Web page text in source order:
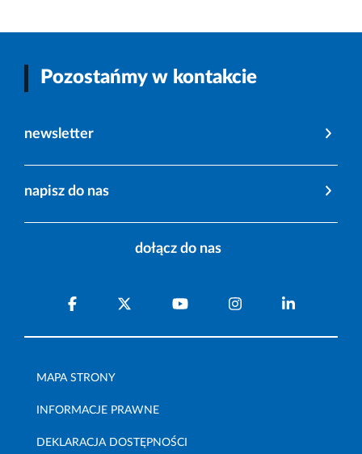
Pozostańmy w kontakcie
newsletter
napisz do nas
dołącz do nas
MAPA STRONY
INFORMACJE PRAWNE
DEKLARACJA DOSTĘPNOŚCI